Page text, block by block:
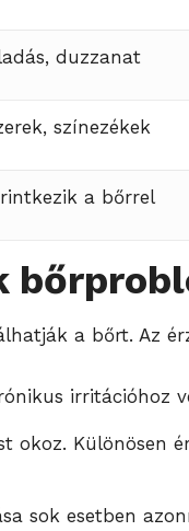
duzzanat
színezékek
a bőrrel
a bőrt. Az
irritációhoz
okoz. Különösen
sok esetben